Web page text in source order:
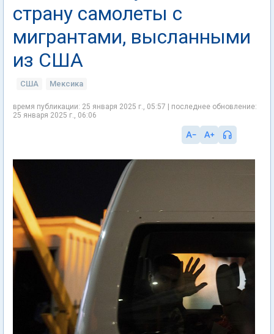
страну самолеты с
мигрантами, высланными
из США
США Мексика
время публикации: 25 января 2025 г., 05:57 | последнее обновление:
25 января 2025 г., 06:06